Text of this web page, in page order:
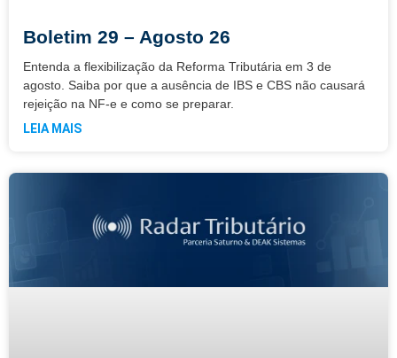
Boletim 29 – Agosto 26
Entenda a flexibilização da Reforma Tributária em 3 de
agosto. Saiba por que a ausência de IBS e CBS não causará
rejeição na NF-e e como se preparar.
LEIA MAIS